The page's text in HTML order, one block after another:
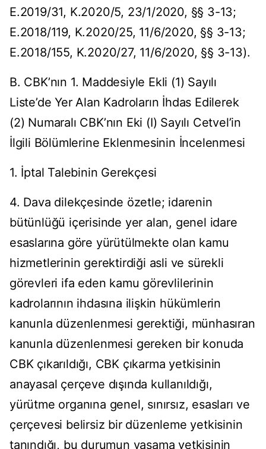
E.2019/31, K.2020/5, 23/1/2020, §§ 3-13;
E.2018/119, K.2020/25, 11/6/2020, §§ 3-13;
E.2018/155, K.2020/27, 11/6/2020, §§ 3-13).
B. CBK’nın 1. Maddesiyle Ekli (1) Sayılı
Liste’de Yer Alan Kadroların İhdas Edilerek
(2) Numaralı CBK’nın Eki (I) Sayılı Cetvel’in
İlgili Bölümlerine Eklenmesinin İncelenmesi
1. İptal Talebinin Gerekçesi
4. Dava dilekçesinde özetle; idarenin
bütünlüğü içerisinde yer alan, genel idare
esaslarına göre yürütülmekte olan kamu
hizmetlerinin gerektirdiği asli ve sürekli
görevleri ifa eden kamu görevlilerinin
kadrolarının ihdasına ilişkin hükümlerin
kanunla düzenlenmesi gerektiği, münhasıran
kanunla düzenlenmesi gereken bir konuda
CBK çıkarıldığı, CBK çıkarma yetkisinin
anayasal çerçeve dışında kullanıldığı,
yürütme organına genel, sınırsız, esasları ve
çerçevesi belirsiz bir düzenleme yetkisinin
tanındığı, bu durumun yasama yetkisinin